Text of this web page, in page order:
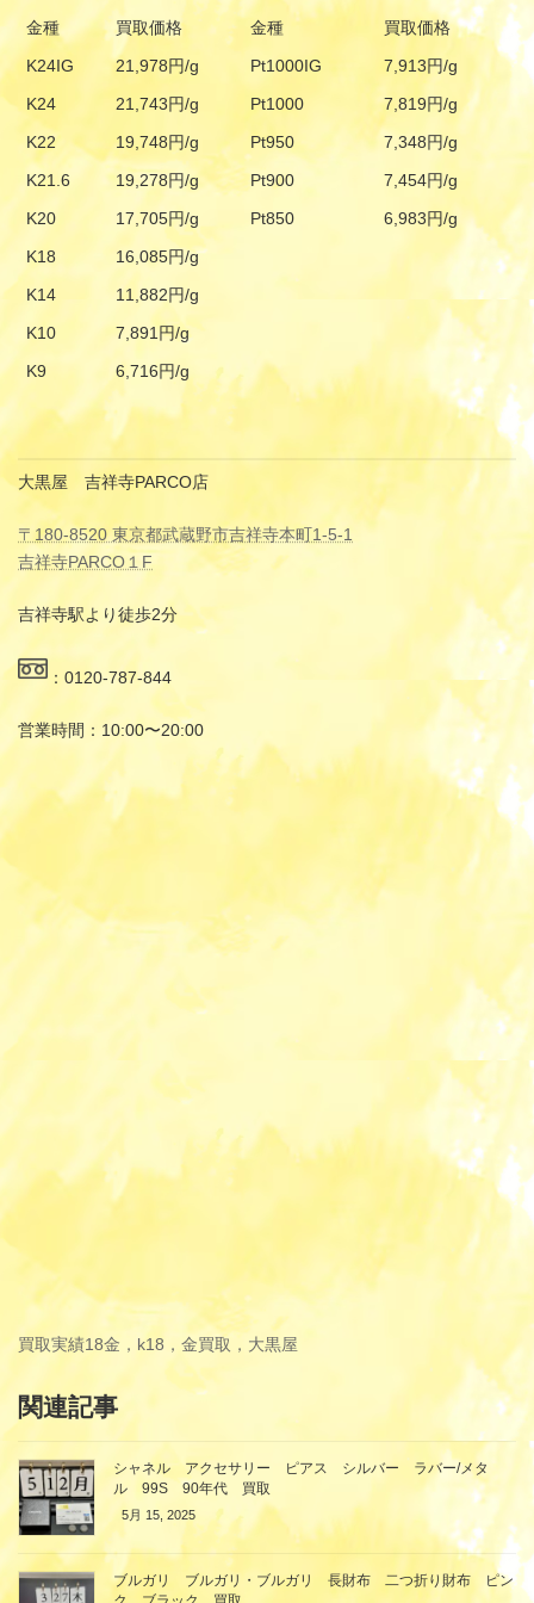
金種 買取価格 金種
買取価格
K24IG
21,978円/g Pt1000IG
7,913円/g
K24
21,743円/g Pt1000
7,819円/g
K22
19,748円/g Pt950
7,348円/g
K21.6
19,278円/g Pt900
7,454円/g
K20
17,705円/g Pt850
6,983円/g
K18
16,085円/g
K14
11,882円/g
K10
7,891円/g
K9
6,716円/g
大黒屋 吉祥寺PARCO店
〒180-8520 東京都武蔵野市吉祥寺本町1-5-1
吉祥寺PARCO１F
吉祥寺駅より徒歩2分
：0120-787-844
営業時間：10:00〜20:00
買取実績18金，k18，金買取，大黒屋
関連記事
シャネル アクセサリー ピアス シルバー ラバー/メタ
ル 99S 90年代 買取
5月 15, 2025
ブルガリ ブルガリ・ブルガリ 長財布 二つ折り財布 ピン